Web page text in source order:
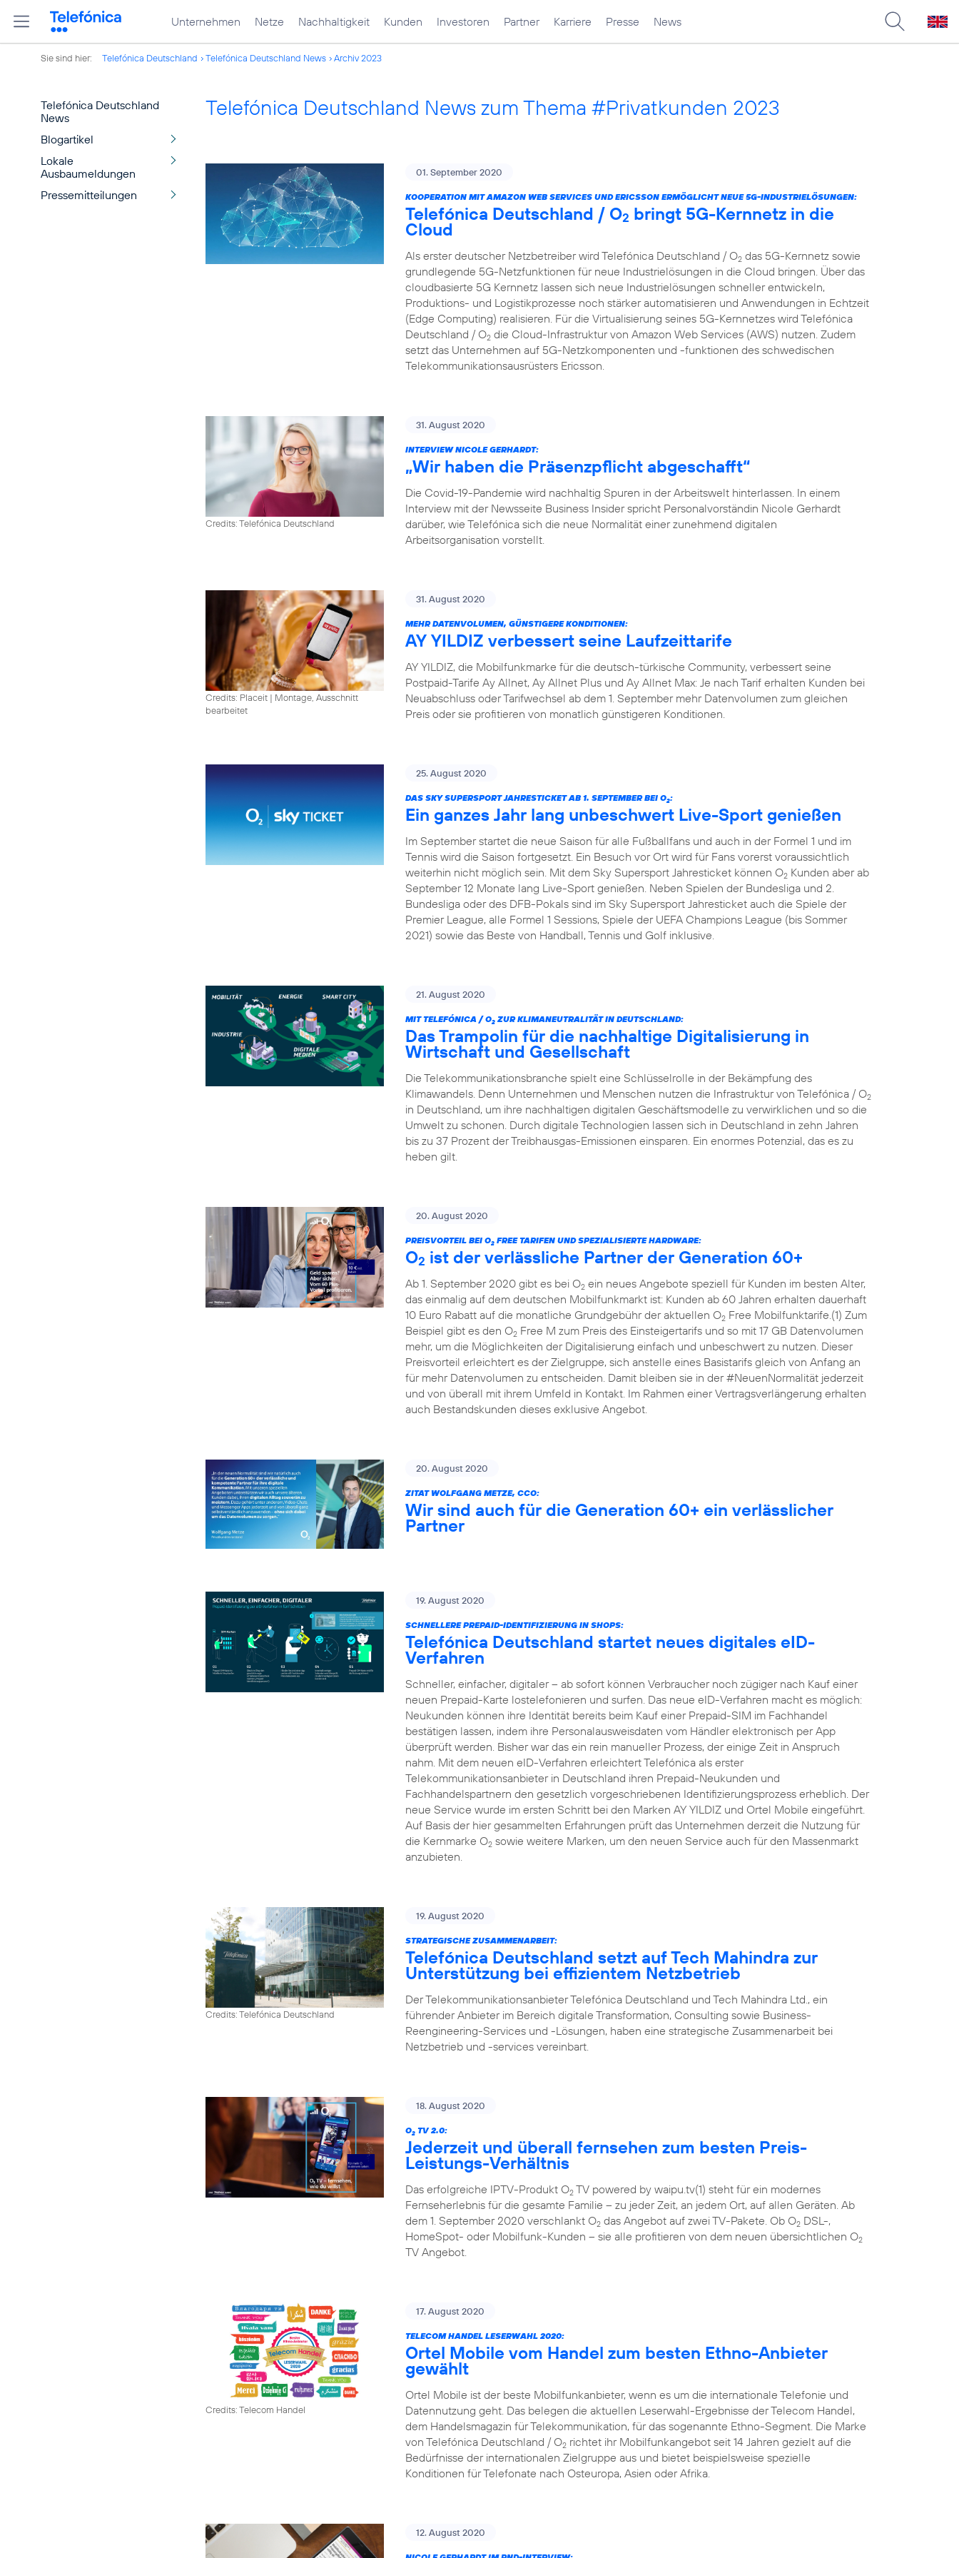
Unternehmen Netze Nachhaltigkeit Kunden Investoren Partner Karriere Presse News
Sie sind hier: Telefónica Deutschland Telefónica Deutschland News Archiv 2023
Telefónica Deutschland
News
Blogartikel
Lokale
Ausbaumeldungen
Pressemitteilungen
Telefónica Deutschland News zum Thema #Privatkunden 2023
01. September 2020
KOOPERATION MIT AMAZON WEB SERVICES UND ERICSSON ERMÖGLICHT NEUE 5G-INDUSTRIELÖSUNGEN:
Telefónica Deutschland / O2 bringt 5G-Kernnetz in die
Cloud
Als erster deutscher Netzbetreiber wird Telefónica Deutschland / O2 das 5G-Kernnetz sowie
grundlegende 5G-Netzfunktionen für neue Industrielösungen in die Cloud bringen. Über das
cloudbasierte 5G Kernnetz lassen sich neue Industrielösungen schneller entwickeln,
Produktions- und Logistikprozesse noch stärker automatisieren und Anwendungen in Echtzeit
(Edge Computing) realisieren. Für die Virtualisierung seines 5G-Kernnetzes wird Telefónica
Deutschland / O2 die Cloud-Infrastruktur von Amazon Web Services (AWS) nutzen. Zudem
setzt das Unternehmen auf 5G-Netzkomponenten und -funktionen des schwedischen
Telekommunikationsausrüsters Ericsson.
Credits: Telefónica Deutschland
31. August 2020
INTERVIEW NICOLE GERHARDT:
„Wir haben die Präsenzpflicht abgeschafft“
Die Covid-19-Pandemie wird nachhaltig Spuren in der Arbeitswelt hinterlassen. In einem
Interview mit der Newsseite Business Insider spricht Personalvorständin Nicole Gerhardt
darüber, wie Telefónica sich die neue Normalität einer zunehmend digitalen
Arbeitsorganisation vorstellt.
Credits: Placeit | Montage, Ausschnitt
bearbeitet
31. August 2020
MEHR DATENVOLUMEN, GÜNSTIGERE KONDITIONEN:
AY YILDIZ verbessert seine Laufzeittarife
AY YILDIZ, die Mobilfunkmarke für die deutsch-türkische Community, verbessert seine
Postpaid-Tarife Ay Allnet, Ay Allnet Plus und Ay Allnet Max: Je nach Tarif erhalten Kunden bei
Neuabschluss oder Tarifwechsel ab dem 1. September mehr Datenvolumen zum gleichen
Preis oder sie profitieren von monatlich günstigeren Konditionen.
25. August 2020
DAS SKY SUPERSPORT JAHRESTICKET AB 1. SEPTEMBER BEI O2:
Ein ganzes Jahr lang unbeschwert Live-Sport genießen
Im September startet die neue Saison für alle Fußballfans und auch in der Formel 1 und im
Tennis wird die Saison fortgesetzt. Ein Besuch vor Ort wird für Fans vorerst voraussichtlich
weiterhin nicht möglich sein. Mit dem Sky Supersport Jahresticket können O2 Kunden aber ab
September 12 Monate lang Live-Sport genießen. Neben Spielen der Bundesliga und 2.
Bundesliga oder des DFB-Pokals sind im Sky Supersport Jahresticket auch die Spiele der
Premier League, alle Formel 1 Sessions, Spiele der UEFA Champions League (bis Sommer
2021) sowie das Beste von Handball, Tennis und Golf inklusive.
21. August 2020
MIT TELEFÓNICA / O2 ZUR KLIMANEUTRALITÄT IN DEUTSCHLAND:
Das Trampolin für die nachhaltige Digitalisierung in
Wirtschaft und Gesellschaft
Die Telekommunikationsbranche spielt eine Schlüsselrolle in der Bekämpfung des
Klimawandels. Denn Unternehmen und Menschen nutzen die Infrastruktur von Telefónica / O2
in Deutschland, um ihre nachhaltigen digitalen Geschäftsmodelle zu verwirklichen und so die
Umwelt zu schonen. Durch digitale Technologien lassen sich in Deutschland in zehn Jahren
bis zu 37 Prozent der Treibhausgas-Emissionen einsparen. Ein enormes Potenzial, das es zu
heben gilt.
20. August 2020
PREISVORTEIL BEI O2 FREE TARIFEN UND SPEZIALISIERTE HARDWARE:
O2 ist der verlässliche Partner der Generation 60+
Ab 1. September 2020 gibt es bei O2 ein neues Angebote speziell für Kunden im besten Alter,
das einmalig auf dem deutschen Mobilfunkmarkt ist: Kunden ab 60 Jahren erhalten dauerhaft
10 Euro Rabatt auf die monatliche Grundgebühr der aktuellen O2 Free Mobilfunktarife.(1) Zum
Beispiel gibt es den O2 Free M zum Preis des Einsteigertarifs und so mit 17 GB Datenvolumen
mehr, um die Möglichkeiten der Digitalisierung einfach und unbeschwert zu nutzen. Dieser
Preisvorteil erleichtert es der Zielgruppe, sich anstelle eines Basistarifs gleich von Anfang an
für mehr Datenvolumen zu entscheiden. Damit bleiben sie in der #NeuenNormalität jederzeit
und von überall mit ihrem Umfeld in Kontakt. Im Rahmen einer Vertragsverlängerung erhalten
auch Bestandskunden dieses exklusive Angebot.
20. August 2020
ZITAT WOLFGANG METZE, CCO:
Wir sind auch für die Generation 60+ ein verlässlicher
Partner
19. August 2020
SCHNELLERE PREPAID-IDENTIFIZIERUNG IN SHOPS:
Telefónica Deutschland startet neues digitales eID-
Verfahren
Schneller, einfacher, digitaler – ab sofort können Verbraucher noch zügiger nach Kauf einer
neuen Prepaid-Karte lostelefonieren und surfen. Das neue eID-Verfahren macht es möglich:
Neukunden können ihre Identität bereits beim Kauf einer Prepaid-SIM im Fachhandel
bestätigen lassen, indem ihre Personalausweisdaten vom Händler elektronisch per App
überprüft werden. Bisher war das ein rein manueller Prozess, der einige Zeit in Anspruch
nahm. Mit dem neuen eID-Verfahren erleichtert Telefónica als erster
Telekommunikationsanbieter in Deutschland ihren Prepaid-Neukunden und
Fachhandelspartnern den gesetzlich vorgeschriebenen Identifizierungsprozess erheblich. Der
neue Service wurde im ersten Schritt bei den Marken AY YILDIZ und Ortel Mobile eingeführt.
Auf Basis der hier gesammelten Erfahrungen prüft das Unternehmen derzeit die Nutzung für
die Kernmarke O2 sowie weitere Marken, um den neuen Service auch für den Massenmarkt
anzubieten.
Credits: Telefónica Deutschland
19. August 2020
STRATEGISCHE ZUSAMMENARBEIT:
Telefónica Deutschland setzt auf Tech Mahindra zur
Unterstützung bei effizientem Netzbetrieb
Der Telekommunikationsanbieter Telefónica Deutschland und Tech Mahindra Ltd., ein
führender Anbieter im Bereich digitale Transformation, Consulting sowie Business-
Reengineering-Services und -Lösungen, haben eine strategische Zusammenarbeit bei
Netzbetrieb und -services vereinbart.
18. August 2020
O2 TV 2.0:
Jederzeit und überall fernsehen zum besten Preis-
Leistungs-Verhältnis
Das erfolgreiche IPTV-Produkt O2 TV powered by waipu.tv(1) steht für ein modernes
Fernseherlebnis für die gesamte Familie – zu jeder Zeit, an jedem Ort, auf allen Geräten. Ab
dem 1. September 2020 verschlankt O2 das Angebot auf zwei TV-Pakete. Ob O2 DSL-,
HomeSpot- oder Mobilfunk-Kunden – sie alle profitieren von dem neuen übersichtlichen O2
TV Angebot.
Credits: Telecom Handel
17. August 2020
TELECOM HANDEL LESERWAHL 2020:
Ortel Mobile vom Handel zum besten Ethno-Anbieter
gewählt
Ortel Mobile ist der beste Mobilfunkanbieter, wenn es um die internationale Telefonie und
Datennutzung geht. Das belegen die aktuellen Leserwahl-Ergebnisse der Telecom Handel,
dem Handelsmagazin für Telekommunikation, für das sogenannte Ethno-Segment. Die Marke
von Telefónica Deutschland / O2 richtet ihr Mobilfunkangebot seit 14 Jahren gezielt auf die
Bedürfnisse der internationalen Zielgruppe aus und bietet beispielsweise spezielle
Konditionen für Telefonate nach Osteuropa, Asien oder Afrika.
12. August 2020